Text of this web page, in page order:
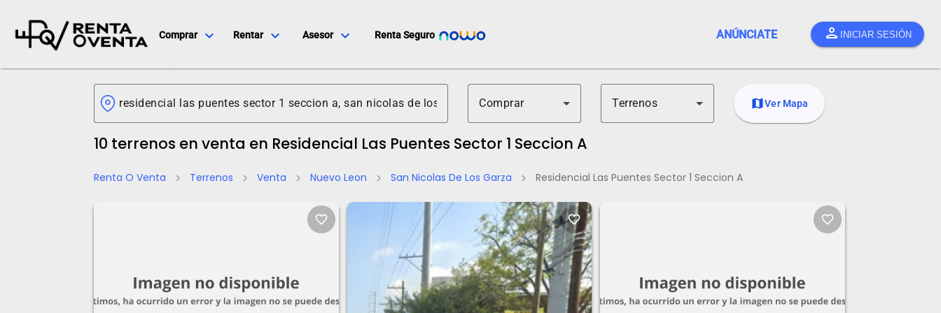
Comprar expand_more Rentar expand_more Asesor expand_more Renta Seguro ANÚNCIATE person INICIAR SESIÓN
Comprar Terrenos mapVer Mapa
10 terrenos en venta en Residencial Las Puentes Sector 1 Seccion A
Renta O Venta chevron_right Terrenos chevron_right Venta chevron_right Nuevo Leon chevron_right San Nicolas De Los Garza chevron_right Residencial Las Puentes Sector 1 Seccion A
favorite_border favorite_border favorite_border